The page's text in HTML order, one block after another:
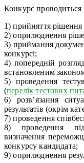
Конкурс проводиться
1) прийняття
2) оприлюднення
3) приймання
конкурсі;
4) попередній
встановленим
5) проведення
(перелік тестових
6) розв’язання
результатів (окрім
7) проведення
8) проведення
визначення
конкурсу кандидата;
9) оприлюднення